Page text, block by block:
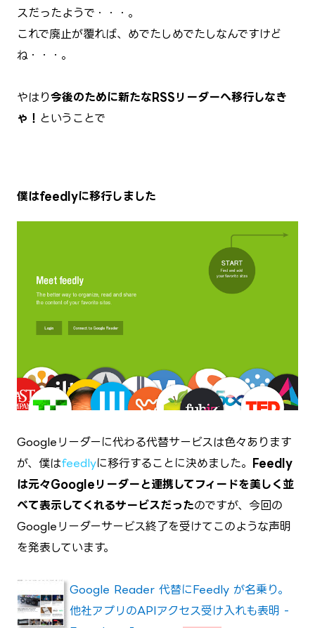
スだったようで・・・。
これで廃止が覆れば、めでたしめでたしなんですけど
ね・・・。
やはり今後のために新たなRSSリーダーへ移行しなき
ゃ！ ということで
僕はfeedlyに移行しました
Googleリーダーに代わる代替サービスは色々あります
が、僕はfeedlyに移行することに決めました。
Feedly
は元々Googleリーダーと連携してフィードを美しく並
べて表示してくれるサービスだったのですが、今回の
Googleリーダーサービス終了を受けてこのような声明
を発表しています。
Google Reader 代替にFeedly が名乗り。
他社アプリのAPIアクセス受け入れも表明 -